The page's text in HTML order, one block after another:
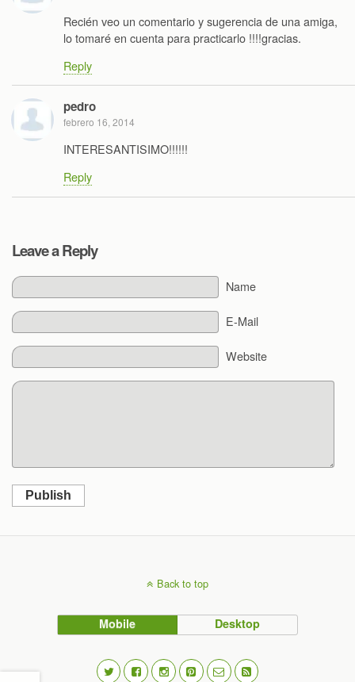
Recién veo un comentario y sugerencia de una amiga,
lo tomaré en cuenta para practicarlo !!!!gracias.
Reply
pedro
febrero 16, 2014
INTERESANTISIMO!!!!!!
Reply
Leave a Reply
Name
E-Mail
Website
Publish
Back to top
Mobile Desktop